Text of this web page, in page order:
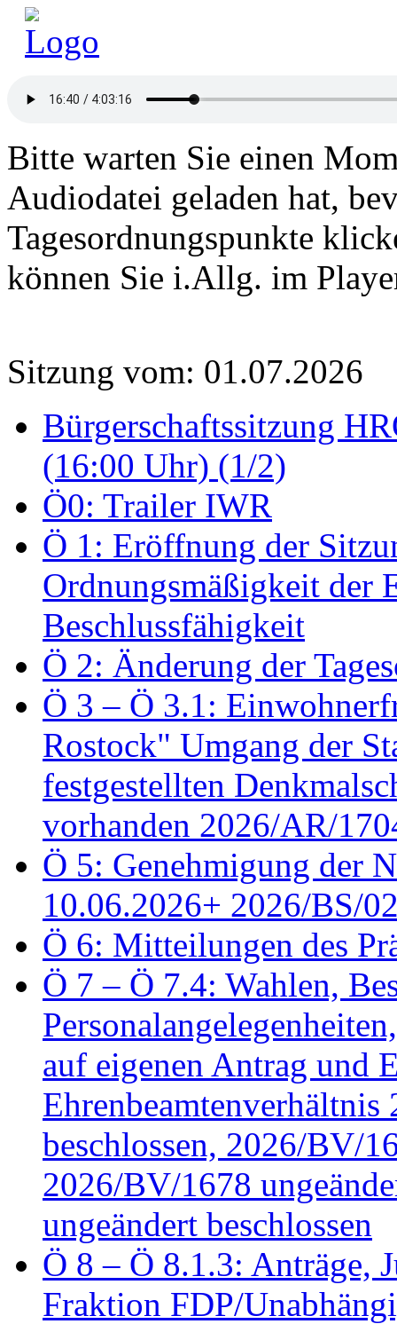
Bitte warten Sie einen
Audiodatei geladen hat,
Tagesordnungspunkte
können Sie i.Allg. im
Sitzung vom: 01.07.2026
Bürgerschaftssitzung
(16:00 Uhr) (1/2)
Ö0: Trailer IWR
Ö 1: Eröffnung der
Ordnungsmäßigkeit der
Beschlussfähigkeit
Ö 2: Änderung der
Ö 3 – Ö 3.1:
Rostock" Umgang der
festgestellten
vorhanden 2026/AR/
Ö 5: Genehmigung der
10.06.2026+ 2026/BS/
Ö 6: Mitteilungen des
Ö 7 – Ö 7.4: Wahlen,
auf eigenen Antrag und
beschlossen, 2026/BV/
2026/BV/1678
ungeändert beschlossen
Ö 8 – Ö 8.1.3: Anträge,
Fraktion FDP/